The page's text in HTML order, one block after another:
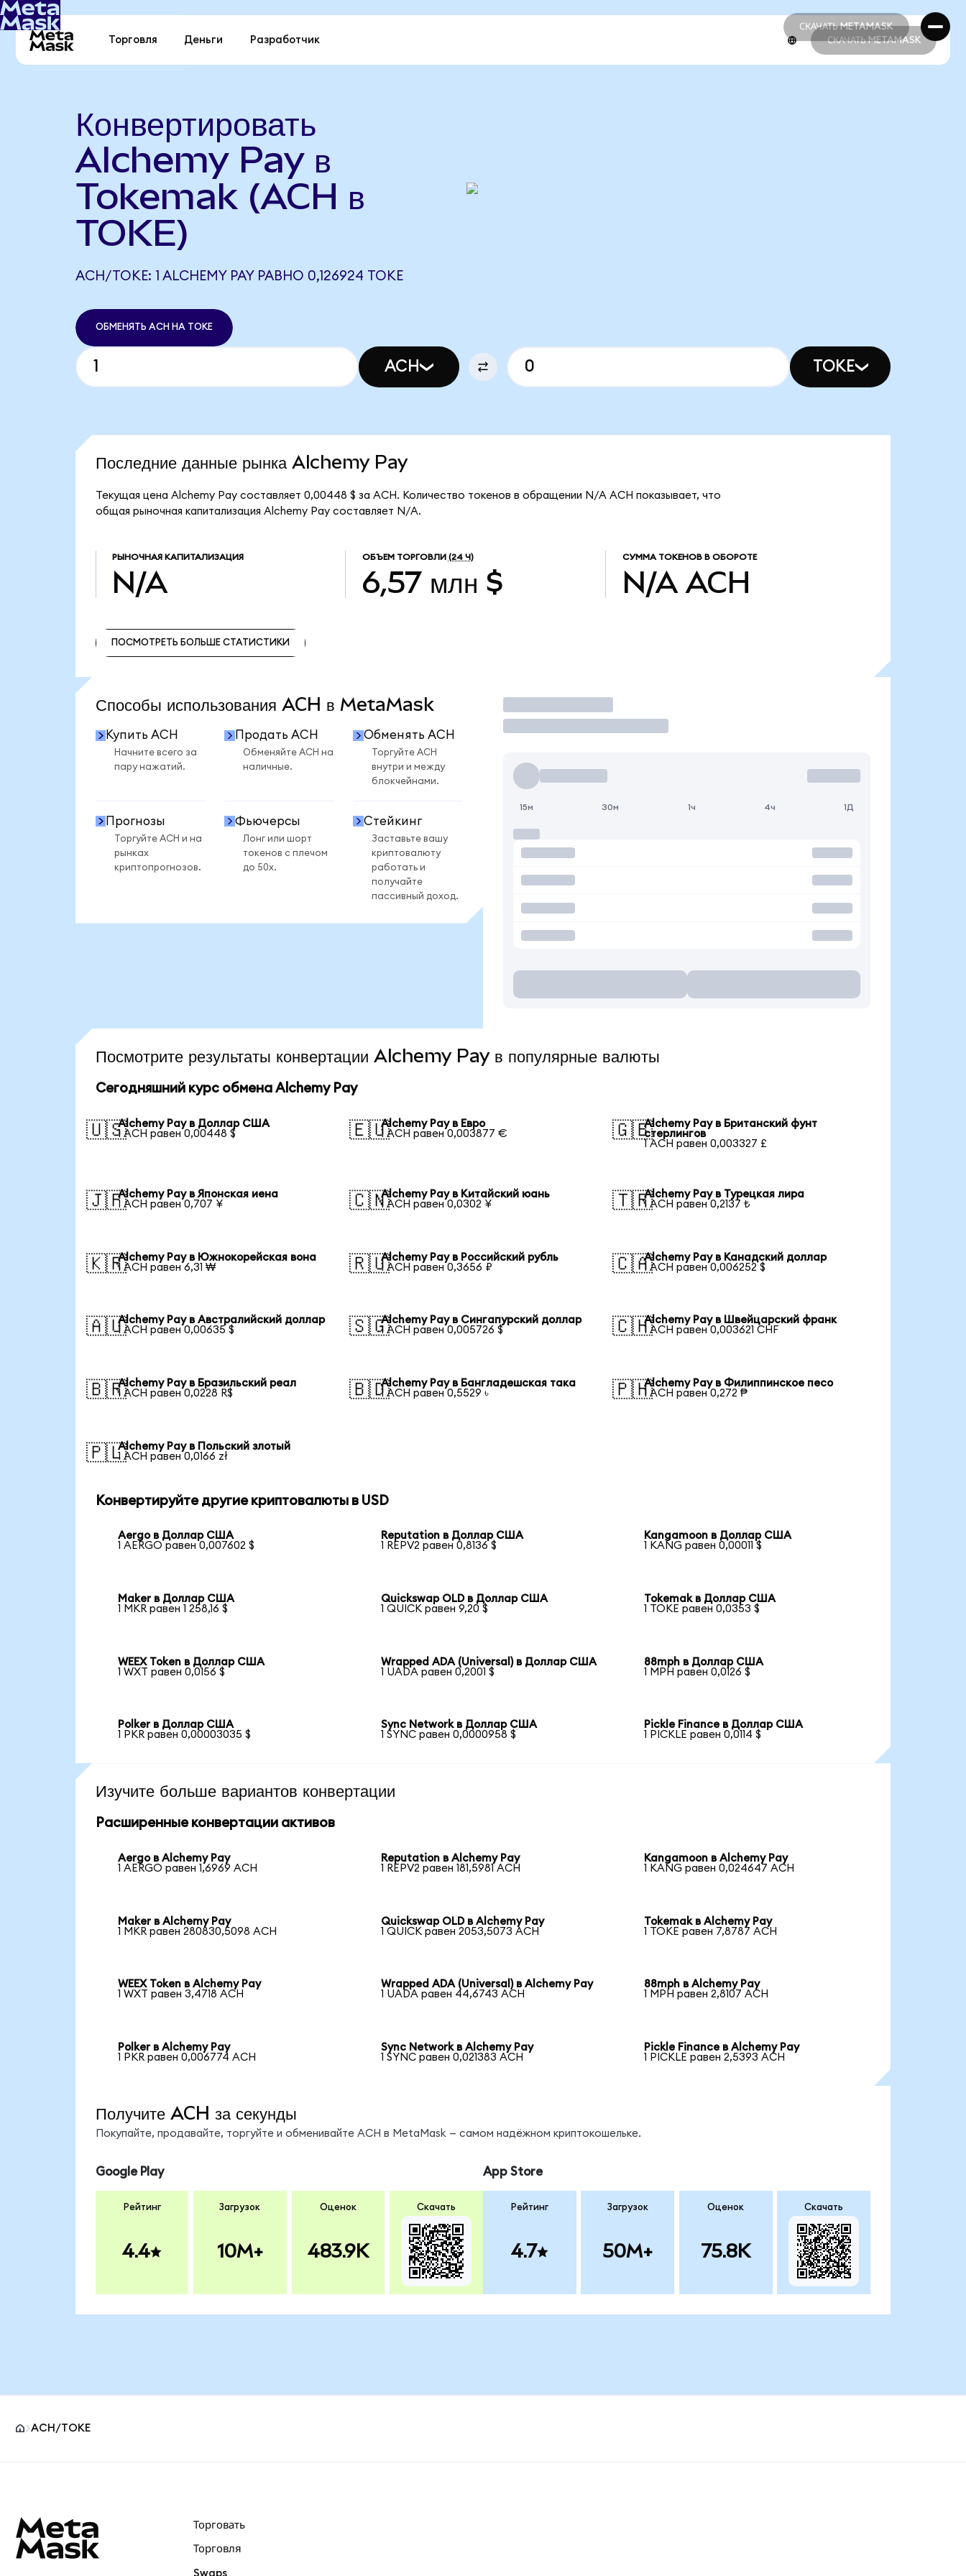
СКАЧАТЬ METAMASK
СКАЧАТЬ METAMASK
Торговля Деньги Разработчик СКАЧАТЬ METAMASK
Конвертировать
Alchemy Pay в
Tokemak (ACH в
TOKE)
ACH/TOKE: 1 ALCHEMY PAY РАВНО 0,126924 TOKE
ОБМЕНЯТЬ ACH НА TOKE
ACH TOKE
Последние данные рынка Alchemy Pay
Текущая цена Alchemy Pay составляет 0,00448 $ за ACH. Количество токенов в обращении N/A ACH показывает, что
общая рыночная капитализация Alchemy Pay составляет N/A.
РЫНОЧНАЯ КАПИТАЛИЗАЦИЯ
N/A
ОБЪЕМ ТОРГОВЛИ (24 Ч)
6,57 млн $
СУММА ТОКЕНОВ В ОБОРОТЕ
N/A ACH
ПОСМОТРЕТЬ БОЛЬШЕ СТАТИСТИКИ
Способы использования ACH в MetaMask
Купить ACH
Начните всего за
пару нажатий.
Продать ACH
Обменяйте ACH на
наличные.
Обменять ACH
Торгуйте ACH
внутри и между
блокчейнами.
Прогнозы
Торгуйте ACH и на
рынках
криптопрогнозов.
Фьючерсы
Лонг или шорт
токенов с плечом
до 50x.
Стейкинг
Заставьте вашу
криптовалюту
работать и
получайте
пассивный доход.
Торговать
15м 30м 1ч 4ч 1Д
Посмотрите результаты конвертации Alchemy Pay в популярные валюты
Сегодняшний курс обмена Alchemy Pay
🇺🇸Alchemy Pay в Доллар США
1 ACH равен 0,00448 $
🇪🇺Alchemy Pay в Евро
1 ACH равен 0,003877 €
🇬🇧Alchemy Pay в Британский фунт
стерлингов
1 ACH равен 0,003327 £
🇯🇵Alchemy Pay в Японская иена
1 ACH равен 0,707 ¥
🇨🇳Alchemy Pay в Китайский юань
1 ACH равен 0,0302 ¥
🇹🇷Alchemy Pay в Турецкая лира
1 ACH равен 0,2137 ₺
🇰🇷Alchemy Pay в Южнокорейская вона
1 ACH равен 6,31 ₩
🇷🇺Alchemy Pay в Российский рубль
1 ACH равен 0,3656 ₽
🇨🇦Alchemy Pay в Канадский доллар
1 ACH равен 0,006252 $
🇦🇺Alchemy Pay в Австралийский доллар
1 ACH равен 0,00635 $
🇸🇬Alchemy Pay в Сингапурский доллар
1 ACH равен 0,005726 $
🇨🇭Alchemy Pay в Швейцарский франк
1 ACH равен 0,003621 CHF
🇧🇷Alchemy Pay в Бразильский реал
1 ACH равен 0,0228 R$
🇧🇩Alchemy Pay в Бангладешская така
1 ACH равен 0,5529 ৳
🇵🇭Alchemy Pay в Филиппинское песо
1 ACH равен 0,272 ₱
🇵🇱Alchemy Pay в Польский злотый
1 ACH равен 0,0166 zł
Конвертируйте другие криптовалюты в USD
Aergo в Доллар США
1 AERGO равен 0,007602 $
Reputation в Доллар США
1 REPV2 равен 0,8136 $
Kangamoon в Доллар США
1 KANG равен 0,00011 $
Maker в Доллар США
1 MKR равен 1 258,16 $
Quickswap OLD в Доллар США
1 QUICK равен 9,20 $
Tokemak в Доллар США
1 TOKE равен 0,0353 $
WEEX Token в Доллар США
1 WXT равен 0,0156 $
Wrapped ADA (Universal) в Доллар США
1 UADA равен 0,2001 $
88mph в Доллар США
1 MPH равен 0,0126 $
Polker в Доллар США
1 PKR равен 0,00003035 $
Sync Network в Доллар США
1 SYNC равен 0,0000958 $
Pickle Finance в Доллар США
1 PICKLE равен 0,0114 $
Изучите больше вариантов конвертации
Расширенные конвертации активов
Aergo в Alchemy Pay
1 AERGO равен 1,6969 ACH
Reputation в Alchemy Pay
1 REPV2 равен 181,5981 ACH
Kangamoon в Alchemy Pay
1 KANG равен 0,024647 ACH
Maker в Alchemy Pay
1 MKR равен 280830,5098 ACH
Quickswap OLD в Alchemy Pay
1 QUICK равен 2053,5073 ACH
Tokemak в Alchemy Pay
1 TOKE равен 7,8787 ACH
WEEX Token в Alchemy Pay
1 WXT равен 3,4718 ACH
Wrapped ADA (Universal) в Alchemy Pay
1 UADA равен 44,6743 ACH
88mph в Alchemy Pay
1 MPH равен 2,8107 ACH
Polker в Alchemy Pay
1 PKR равен 0,006774 ACH
Sync Network в Alchemy Pay
1 SYNC равен 0,021383 ACH
Pickle Finance в Alchemy Pay
1 PICKLE равен 2,5393 ACH
Получите ACH за секунды
Покупайте, продавайте, торгуйте и обменивайте ACH в MetaMask — самом надёжном криптокошельке.
Google Play
Рейтинг
4.4
Загрузок
10M+
Оценок
483.9K
Скачать
App Store
Рейтинг
4.7
Загрузок
50M+
Оценок
75.8K
Скачать
ACH/TOKE
Торговать
Торговля
Swaps